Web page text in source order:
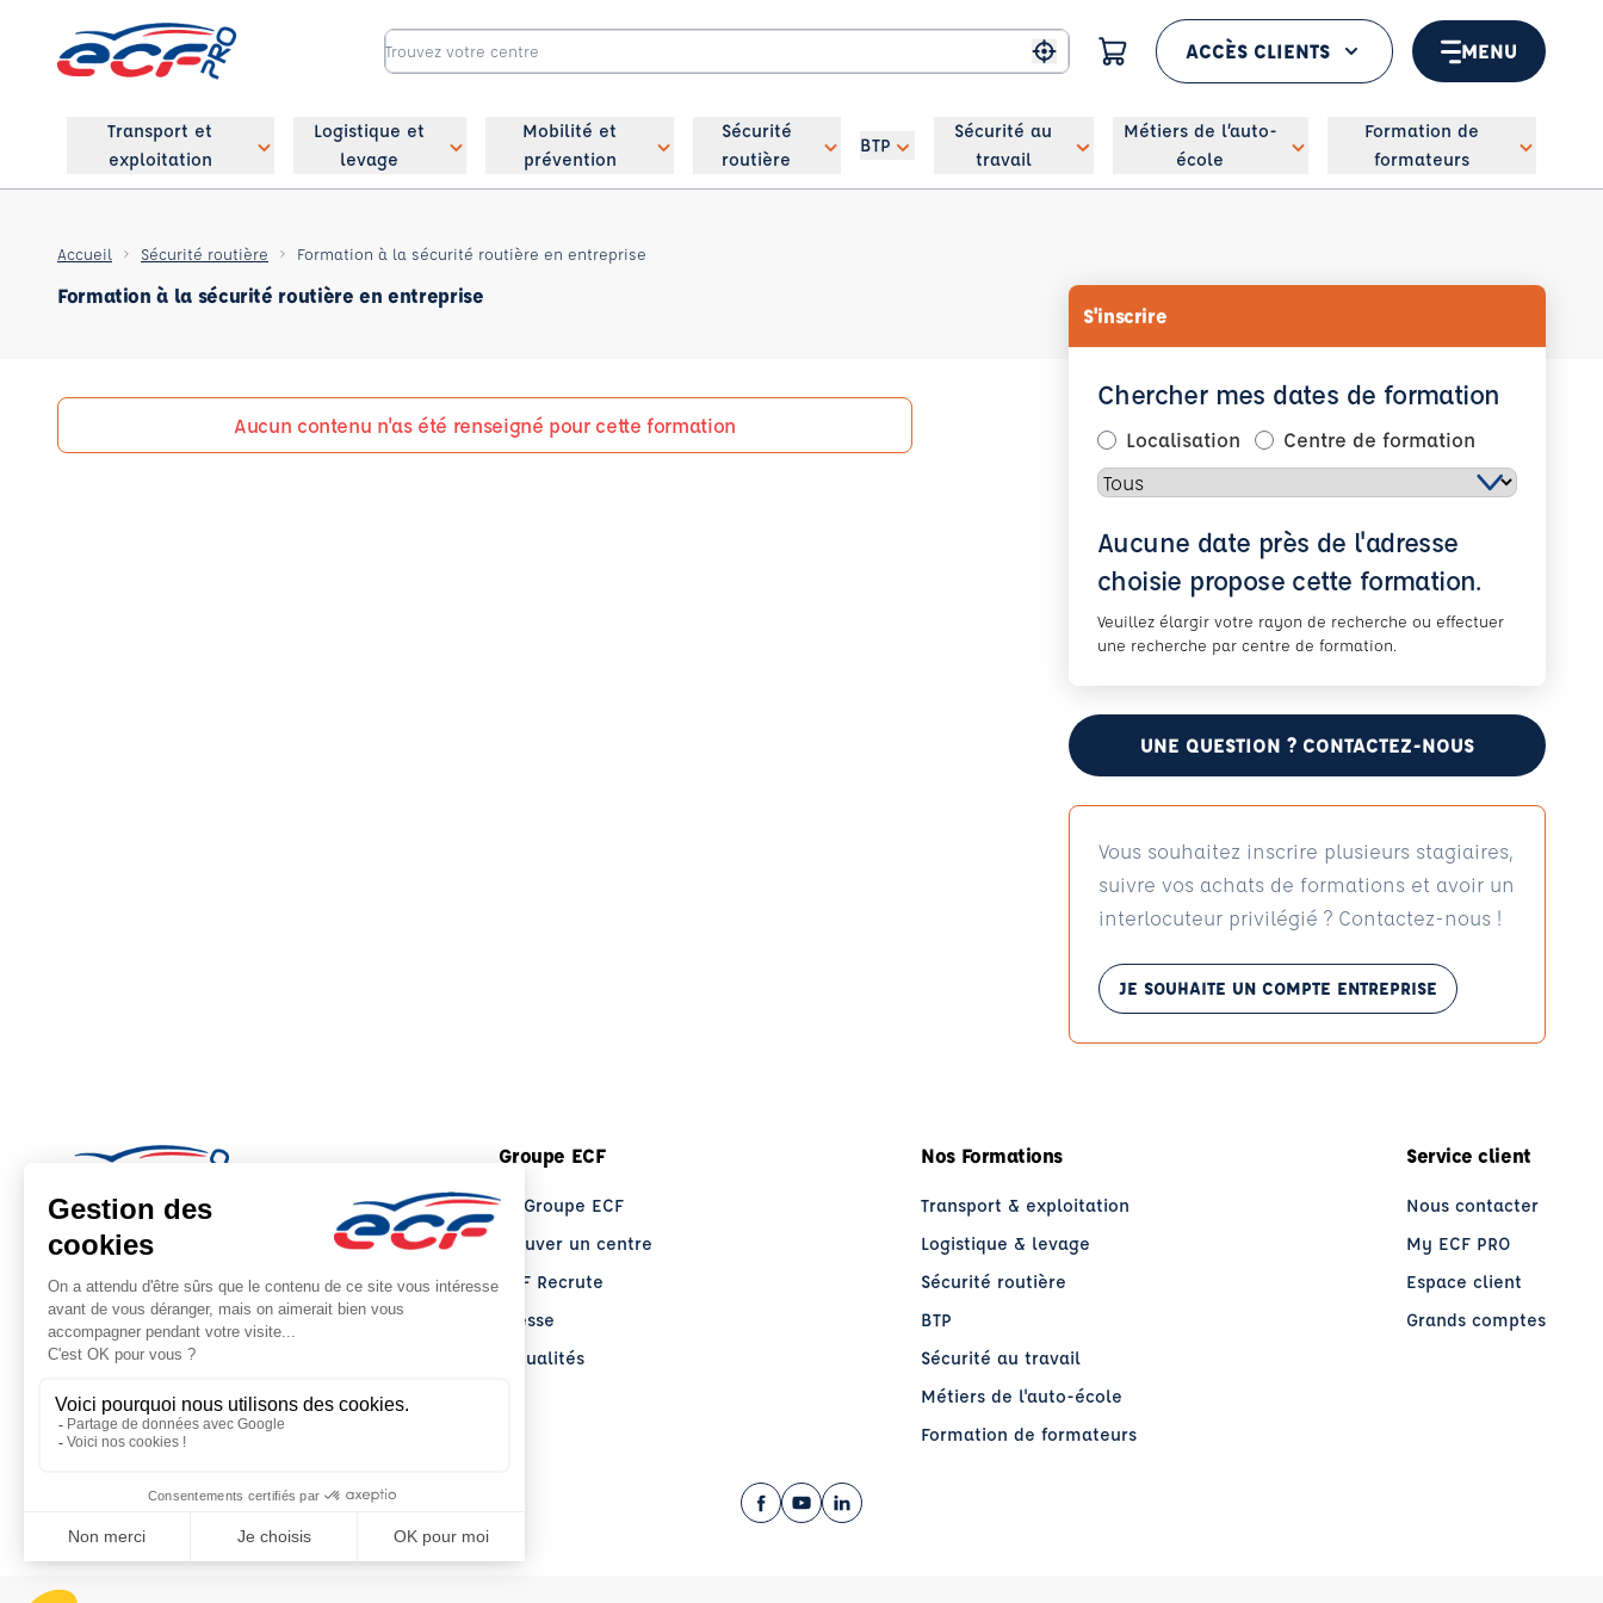
Me géolocaliser
ACCÈS CLIENTS MENU
Transport et
exploitation
Logistique et
levage
Mobilité et
prévention
Sécurité
routière
BTP
Sécurité au
travail
Métiers de l’auto-
école
Formation de
formateurs
Accueil Sécurité routière Formation à la sécurité routière en entreprise
Formation à la sécurité routière en entreprise
Aucun contenu n'as été renseigné pour cette formation
S'inscrire
Chercher mes dates de formation
Localisation Centre de formation
Aucune date près de l'adresse
choisie propose cette formation.
Veuillez élargir votre rayon de recherche ou effectuer
une recherche par centre de formation.
UNE QUESTION ? CONTACTEZ-NOUS
Vous souhaitez inscrire plusieurs stagiaires,
suivre vos achats de formations et avoir un
interlocuteur privilégié ? Contactez-nous !
JE SOUHAITE UN COMPTE ENTREPRISE
Groupe ECF
Le Groupe ECF
Trouver un centre
ECF Recrute
Presse
Actualités
Nos Formations
Transport & exploitation
Logistique & levage
Sécurité routière
BTP
Sécurité au travail
Métiers de l'auto-école
Formation de formateurs
Service client
Nous contacter
My ECF PRO
Espace client
Grands comptes
Facebook (nouvelle fenêtre)
YouTube (nouvelle fenêtre)
LinkedIn (nouvelle fenêtre)